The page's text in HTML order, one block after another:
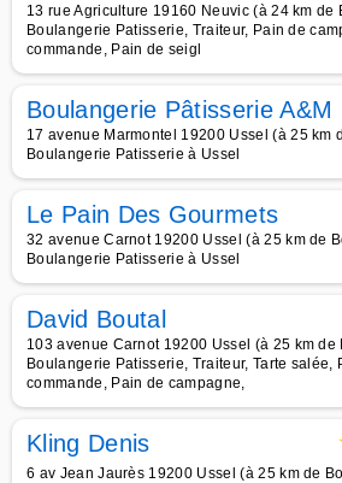
13 rue Agriculture 19160 Neuvic (à 24 km de
Boulangerie Patisserie, Traiteur, Pain de
commande, Pain de seigl
Boulangerie Pâtisserie A&M
17 avenue Marmontel 19200 Ussel (à 25 km
Boulangerie Patisserie à Ussel
Le Pain Des Gourmets
32 avenue Carnot 19200 Ussel (à 25 km de
Boulangerie Patisserie à Ussel
David Boutal
103 avenue Carnot 19200 Ussel (à 25 km de
Boulangerie Patisserie, Traiteur, Tarte salée,
commande, Pain de campagne,
Kling Denis
6 av Jean Jaurès 19200 Ussel (à 25 km de